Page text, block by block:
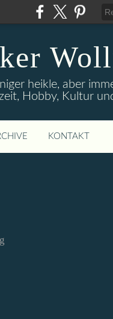
heikle, aber
Hobby, Kultur
KONTAKT